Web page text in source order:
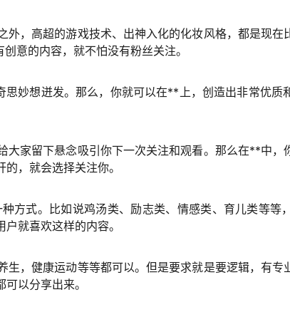
，高超的游戏技术、出神入化的化妆风格，都是现在
意的内容，就不怕没有粉丝关注。
妙想迸发。那么，你就可以在**上，创造出非常优质
家留下悬念吸引你下一次关注和观看。那么在**中，
，就会选择关注你。
方式。比如说鸡汤类、励志类、情感类、育儿类等等
就喜欢这样的内容。
，健康运动等等都可以。但是要求就是要逻辑，有专
以分享出来。